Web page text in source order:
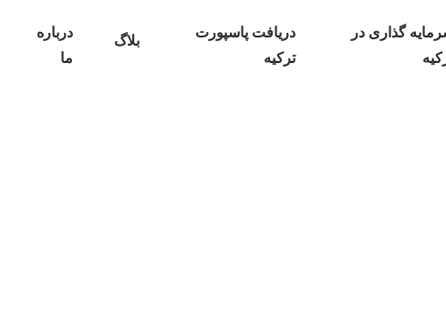
گذاری در
دریافت پاسپورت
ترکیه
بلاگ
درباره
ما